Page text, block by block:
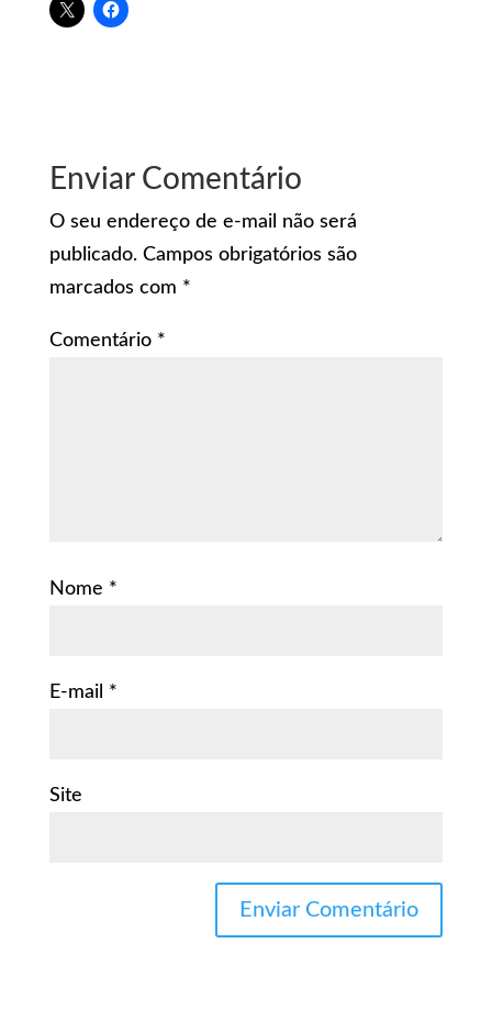
Enviar Comentário
O seu endereço de e-mail não será
publicado. Campos obrigatórios são
marcados com *
Comentário *
Nome *
E-mail *
Site